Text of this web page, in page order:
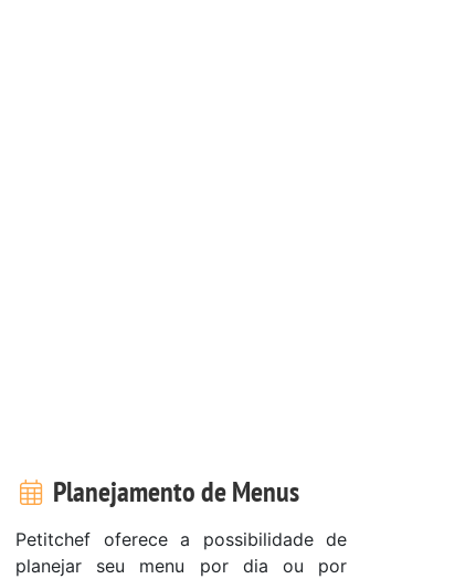
Planejamento de Menus
Petitchef oferece a possibilidade de
planejar seu menu por dia ou por